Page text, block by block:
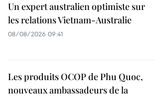
Un expert australien optimiste sur
les relations Vietnam-Australie
08/08/2026 09:41
Les produits OCOP de Phu Quoc,
nouveaux ambassadeurs de la